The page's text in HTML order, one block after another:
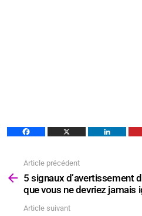
plus
Article précédent
5 signaux d’avertissement
que vous ne devriez jamais
Article suivant